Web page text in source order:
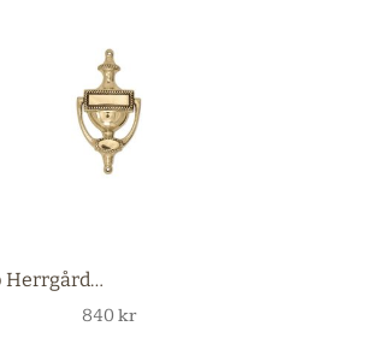
526 Portkläpp Herrgård mässing
840 kr